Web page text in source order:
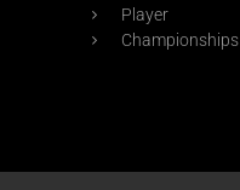
Player
Championships